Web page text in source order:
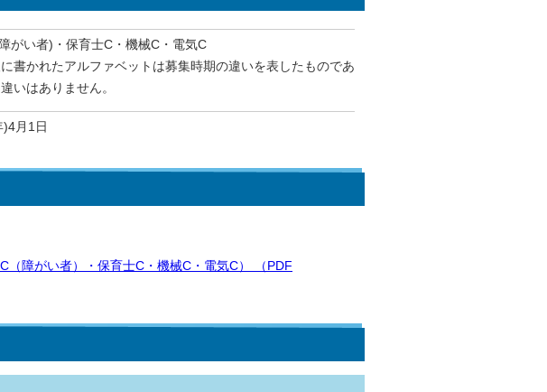
がい者)・保育士C・機械C・電気C
に書かれたアルファベットは募集時期の違いを表したものであ
いはありません。
月1日
（障がい者）・保育士C・機械C・電気C） （PDF